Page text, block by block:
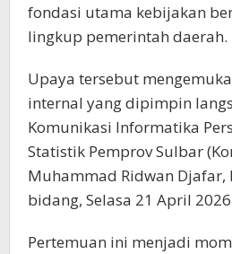
fondasi utama kebijakan
lingkup pemerintah daerah.
Upaya tersebut
internal yang dipimpin
Komunikasi Informatika
Statistik Pemprov Sulbar
Muhammad Ridwan Djafar,
bidang, Selasa 21 April 2026
Pertemuan ini menjadi